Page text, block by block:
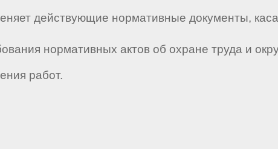
действующие нормативные документы,
нормативных актов об охране труда и
работ.